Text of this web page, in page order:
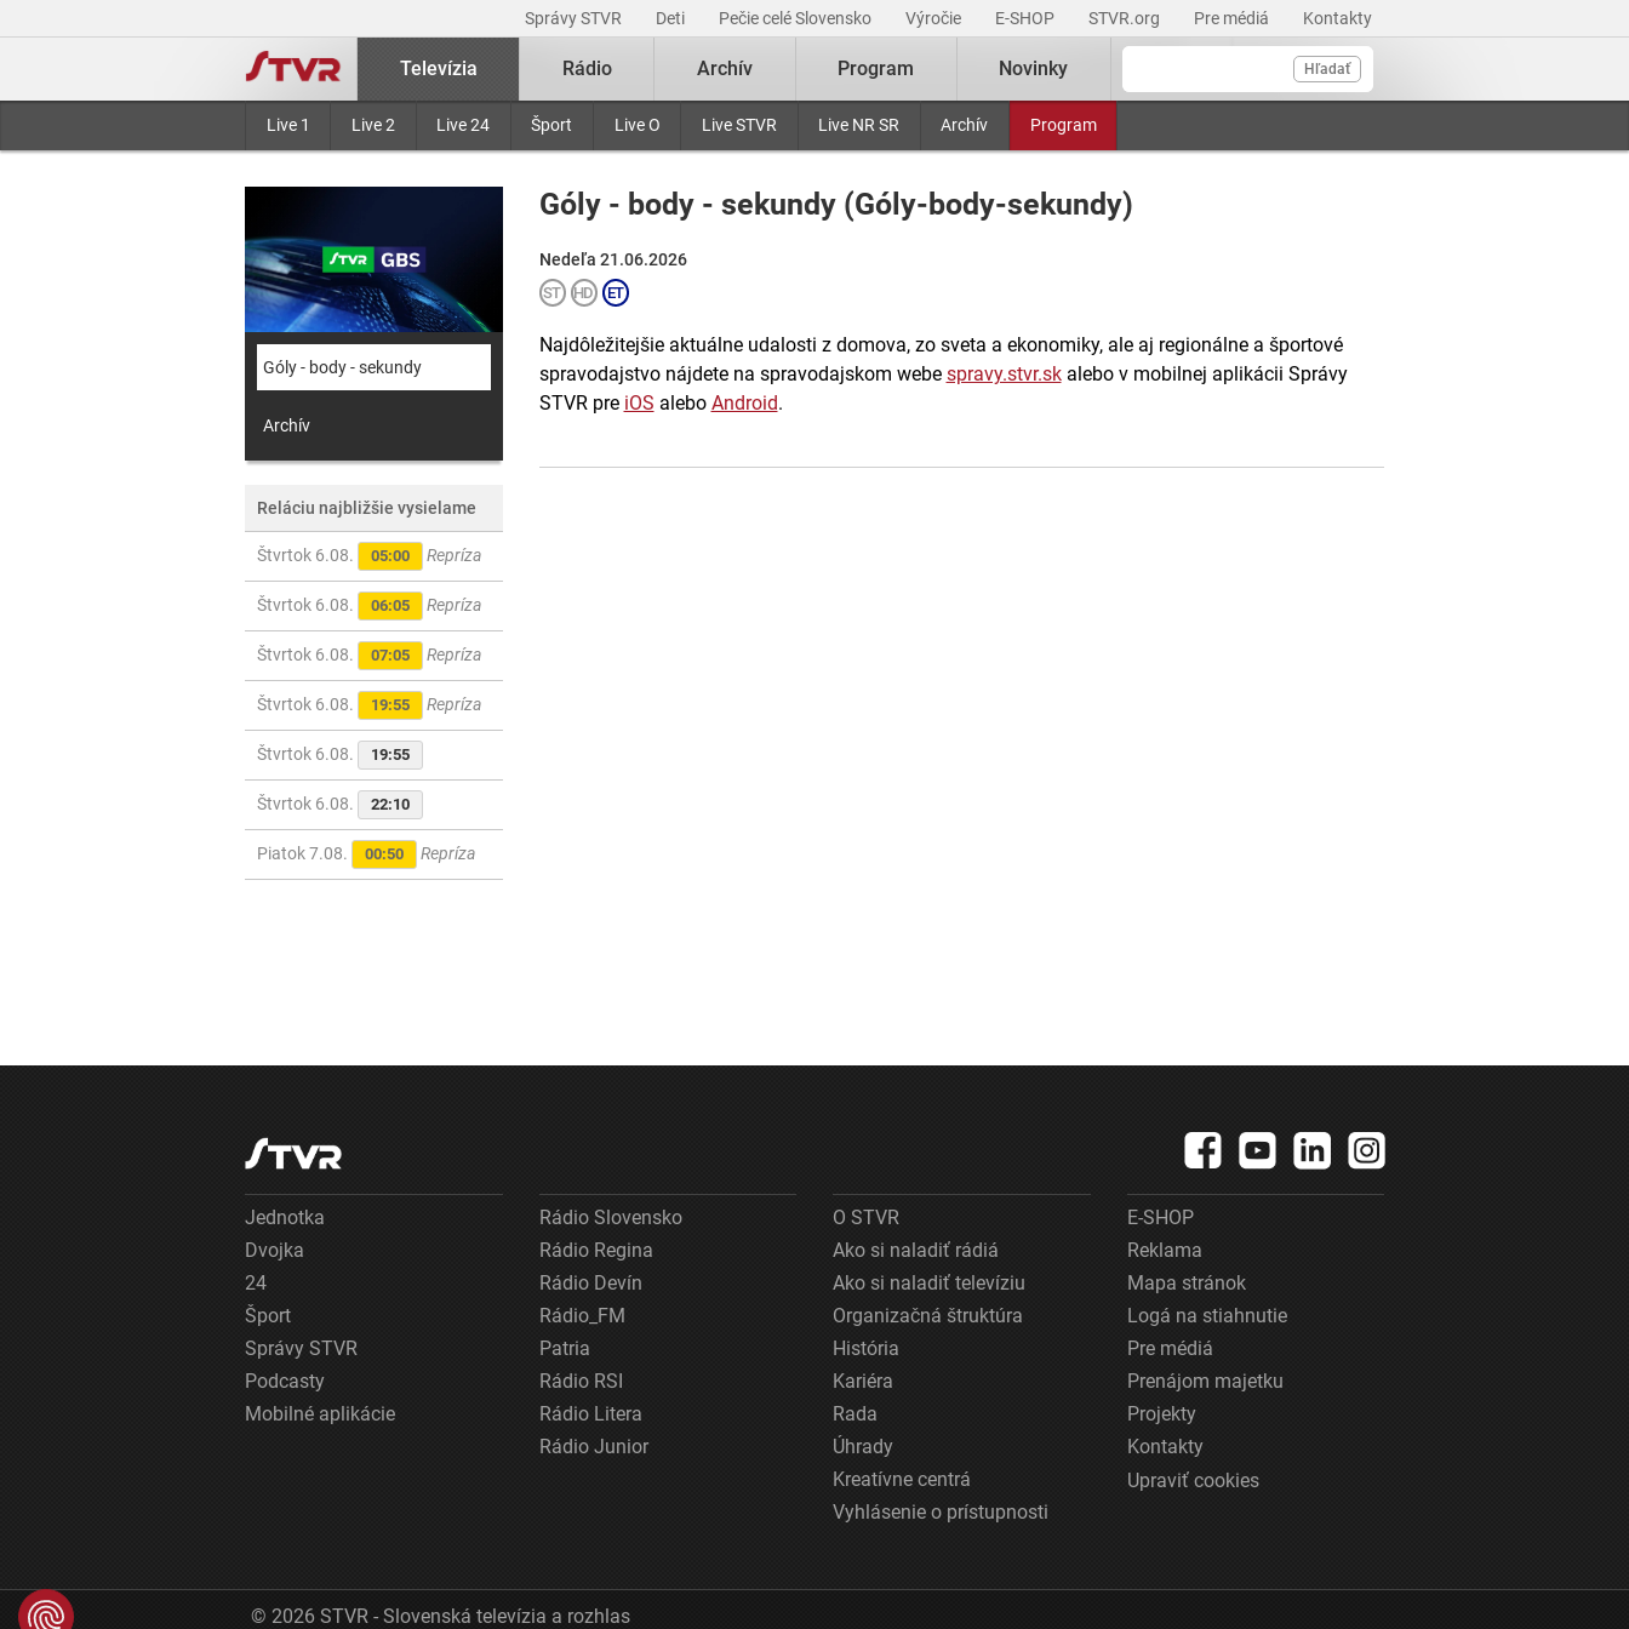
Správy STVR Deti Pečie celé Slovensko Výročie E-SHOP STVR.org Pre médiá Kontakty
Hľadať
Televízia
Live 1 Live 2 Live 24 Šport Live O Live STVR Live NR SR Archív Program
Rádio Archív Program Novinky
Góly - body - sekundy
Archív
Reláciu najbližšie vysielame
Štvrtok 6.08. 05:00 Repríza
Štvrtok 6.08. 06:05 Repríza
Štvrtok 6.08. 07:05 Repríza
Štvrtok 6.08. 19:55 Repríza
Štvrtok 6.08. 19:55
Štvrtok 6.08. 22:10
Piatok 7.08. 00:50 Repríza
Góly - body - sekundy (Góly-body-sekundy)
Nedeľa 21.06.2026
Najdôležitejšie aktuálne udalosti z domova, zo sveta a ekonomiky, ale aj regionálne a športové
spravodajstvo nájdete na spravodajskom webe spravy.stvr.skalebo v mobilnej aplikácii Správy
STVR pre iOS alebo Android.
Jednotka
Dvojka
24
Šport
Správy STVR
Podcasty
Mobilné aplikácie
Rádio Slovensko
Rádio Regina
Rádio Devín
Rádio_FM
Patria
Rádio RSI
Rádio Litera
Rádio Junior
O STVR
Ako si naladiť rádiá
Ako si naladiť televíziu
Organizačná štruktúra
História
Kariéra
Rada
Úhrady
Kreatívne centrá
Vyhlásenie o prístupnosti
E-SHOP
Reklama
Mapa stránok
Logá na stiahnutie
Pre médiá
Prenájom majetku
Projekty
Kontakty
Upraviť cookies
© 2026 STVR - Slovenská televízia a rozhlas